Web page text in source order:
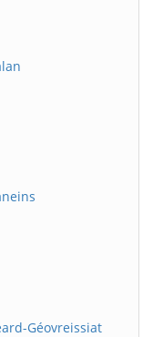
Géovreissiat